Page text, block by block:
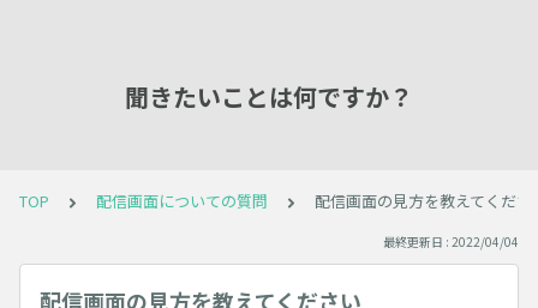
聞きたいことは何ですか？
TOP 配信画面についての質問 配信画面の見方を教えてくださ
最終更新日 : 2022/04/04
配信画面の見方を教えてください